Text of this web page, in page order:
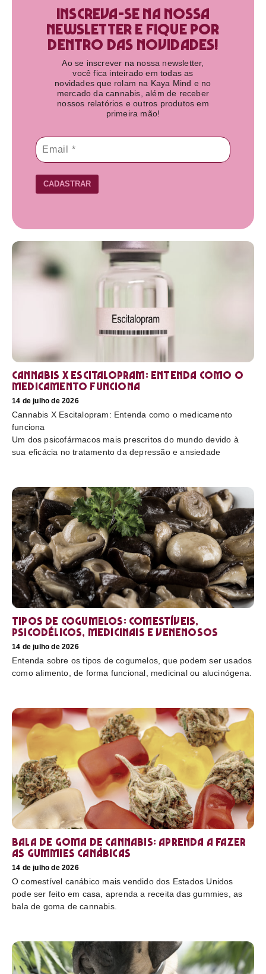
Inscreva-se na nossa
newsletter e fique por
dentro das novidades!​
Ao se inscrever na nossa newsletter,
você fica inteirado em todas as
novidades que rolam na Kaya Mind e no
mercado da cannabis, além de receber
nossos relatórios e outros produtos em
primeira mão!
CADASTRAR
Cannabis X Escitalopram: Entenda como o
medicamento funciona
14 de julho de 2026
Cannabis X Escitalopram: Entenda como o medicamento
funciona
Um dos psicofármacos mais prescritos do mundo devido à
sua eficácia no tratamento da depressão e ansiedade
Tipos de cogumelos: comestíveis,
psicodélicos, medicinais e venenosos
14 de julho de 2026
Entenda sobre os tipos de cogumelos, que podem ser usados
como alimento, de forma funcional, medicinal ou alucinógena.
Bala de goma de cannabis: aprenda a fazer
as gummies canábicas
14 de julho de 2026
O comestível canábico mais vendido dos Estados Unidos
pode ser feito em casa, aprenda a receita das gummies, as
bala de goma de cannabis.